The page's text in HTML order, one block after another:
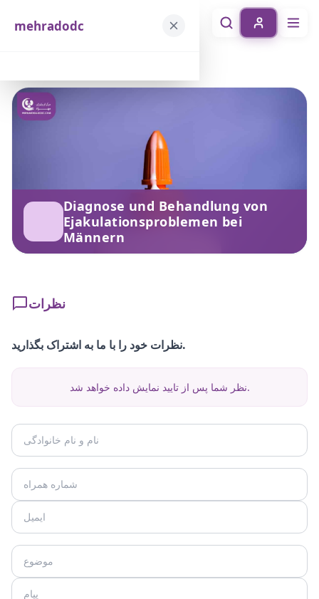
mehradodc
mehradodc
Diagnose und Behandlung von
Ejakulationsproblemen bei
Männern
نظرات
نظرات خود را با ما به اشتراک بگذارید.
نظر شما پس از تایید نمایش داده خواهد شد.